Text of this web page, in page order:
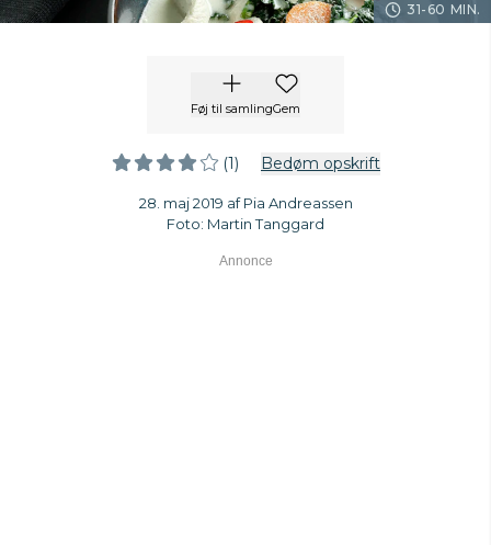
31-60 MIN.
Føj til samlingGem
(1) Bedøm opskrift
28. maj 2019 af Pia Andreassen
Foto: Martin Tanggard